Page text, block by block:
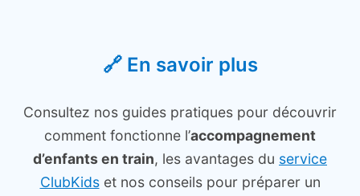
🔗 En savoir plus
Consultez nos guides pratiques pour découvrir
comment fonctionne l’accompagnement
d’enfants en train, les avantages du service
ClubKidset nos conseils pour préparer un